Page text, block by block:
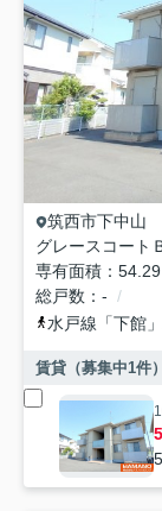
筑西市下中山
グレースコート
専有面積
54.29
総戸数
-
水戸線 「下館
賃貸（募集中1件）